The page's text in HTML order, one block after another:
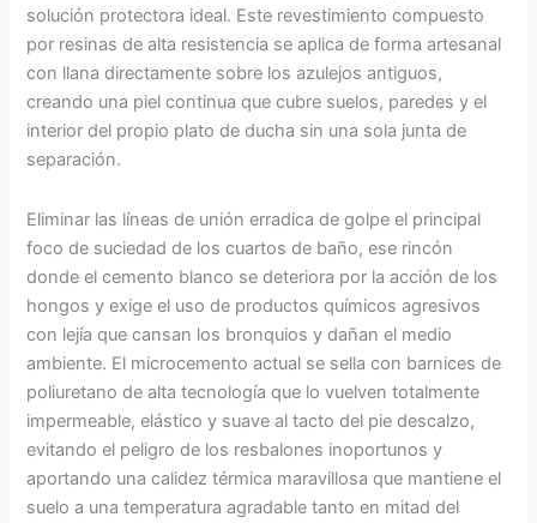
solución protectora ideal. Este revestimiento compuesto
por resinas de alta resistencia se aplica de forma artesanal
con llana directamente sobre los azulejos antiguos,
creando una piel continua que cubre suelos, paredes y el
interior del propio plato de ducha sin una sola junta de
separación.
Eliminar las líneas de unión erradica de golpe el principal
foco de suciedad de los cuartos de baño, ese rincón
donde el cemento blanco se deteriora por la acción de los
hongos y exige el uso de productos químicos agresivos
con lejía que cansan los bronquios y dañan el medio
ambiente. El microcemento actual se sella con barnices de
poliuretano de alta tecnología que lo vuelven totalmente
impermeable, elástico y suave al tacto del pie descalzo,
evitando el peligro de los resbalones inoportunos y
aportando una calidez térmica maravillosa que mantiene el
suelo a una temperatura agradable tanto en mitad del